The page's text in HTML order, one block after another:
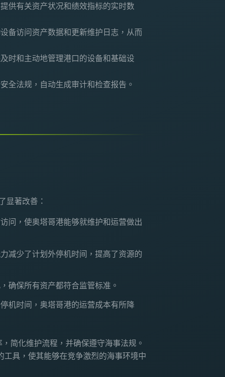
供有关资产状况和绩效指标的实时数
备访问资产数据和更新维护日志，从而
时和主动地管理港口的设备和基础设
全法规，自动生成审计和检查报告。
显著改善：
问，使奥塔哥港能够就维护和运营做出
减少了计划外停机时间，提高了资源的
确保所有资产都符合监管标准。
机时间，奥塔哥港的运营成本有所降
简化维护流程，并确保遵守海事法规。
具，使其能够在竞争激烈的海事环境中